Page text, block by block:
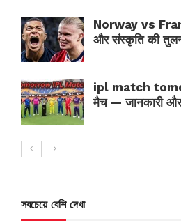
Norway vs
और संस्कृति की
ipl match
मैच — जानकारी
সবচেয়ে বেশি দেখা